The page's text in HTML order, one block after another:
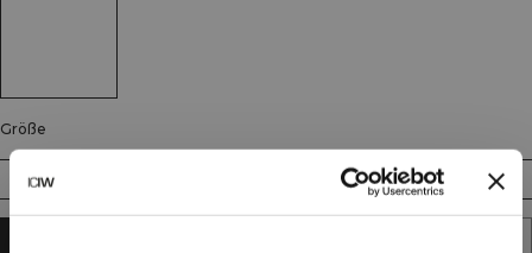
Größe
XS XL XXL